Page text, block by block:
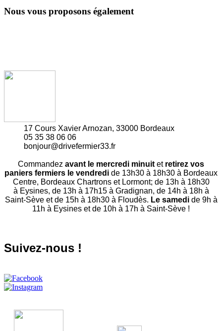
Nous vous proposons également
17 Cours Xavier Arnozan, 33000 Bordeaux
05 35 38 06 06
bonjour@drivefermier33.fr
Commandez avant le mercredi minuit et retirez vos
paniers fermiers le vendredi de 13h30 à 18h30 à Bordeaux
Centre, Bordeaux Chartrons et Lormont; de 13h à 18h30
à Eysines, de 13h à 17h15 à Gradignan, de 14h à 18h à
Saint-Sève et de 15h à 18h30 à Floudès. Le samedi de 9h à
11h à Eysines et de 10h à 17h à Saint-Sève !
Suivez-nous !